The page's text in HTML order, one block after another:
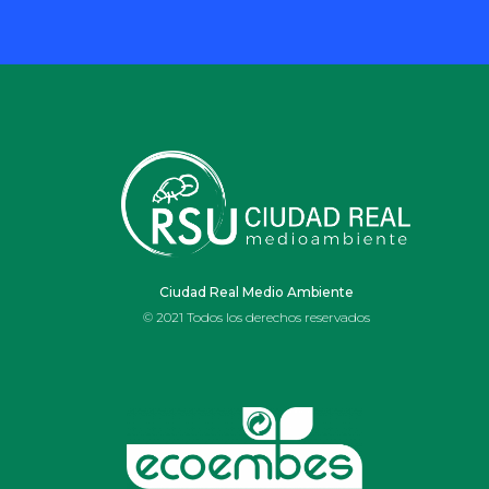
Ciudad Real Medio Ambiente
© 2021 Todos los derechos reservados